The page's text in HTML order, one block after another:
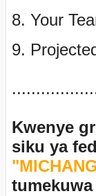
8. Your
9.
Kwenye
siku ya